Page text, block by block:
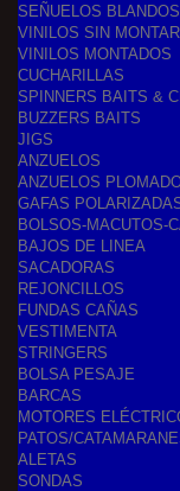
SEÑUELOS BLANDOS
VINILOS SIN MONTAR
VINILOS MONTADOS
CUCHARILLAS
SPINNERS BAITS &
BUZZERS BAITS
JIGS
ANZUELOS
ANZUELOS
GAFAS
BOLSOS-MACUTOS-
BAJOS DE LINEA
SACADORAS
REJONCILLOS
FUNDAS CAÑAS
VESTIMENTA
STRINGERS
BOLSA PESAJE
BARCAS
MOTORES
PATOS/
ALETAS
SONDAS